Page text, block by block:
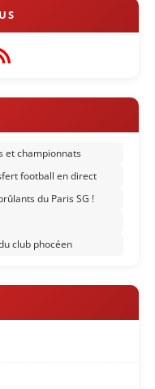
et championnats
football en direct
du Paris SG !
club phocéen